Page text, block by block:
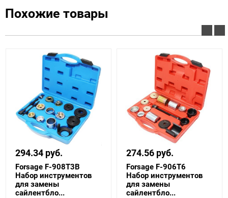
Похожие товары
294.34 руб.
Forsage F-908T3B
Набор инструментов
для замены
сайлентбло...
274.56 руб.
Forsage F-906T6
Набор инструментов
для замены
сайлентбло...